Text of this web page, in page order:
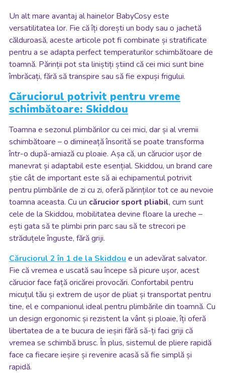
Un alt mare avantaj al hainelor BabyCosy este
versatilitatea lor. Fie că îți dorești un body sau o jachetă
călduroasă, aceste articole pot fi combinate și stratificate
pentru a se adapta perfect temperaturilor schimbătoare de
toamnă. Părinții pot sta liniștiți știind că cei mici sunt bine
îmbrăcați, fără să transpire sau să fie expuși frigului.
Căruciorul potrivit pentru vreme
schimbătoare: Skiddou
Toamna e sezonul plimbărilor cu cei mici, dar și al vremii
schimbătoare – o dimineață însorită se poate transforma
într-o după-amiază cu ploaie. Așa că, un cărucior ușor de
manevrat și adaptabil este esențial. Skiddou, un brand care
știe cât de important este să ai echipamentul potrivit
pentru plimbările de zi cu zi, oferă părinților tot ce au nevoie
toamna aceasta. Cu un cărucior sport pliabil, cum sunt
cele de la Skiddou, mobilitatea devine floare la ureche –
ești gata să te plimbi prin parc sau să te strecori pe
străduțele înguste, fără griji.
Căruciorul 2 în 1 de la Skiddou e un adevărat salvator.
Fie că vremea e uscată sau începe să picure ușor, acest
cărucior face față oricărei provocări. Confortabil pentru
micuțul tău și extrem de ușor de pliat și transportat pentru
tine, el e companionul ideal pentru plimbările din toamnă. Cu
un design ergonomic și rezistent la vânt și ploaie, îți oferă
libertatea de a te bucura de ieșiri fără să-ți faci griji că
vremea se schimbă brusc. În plus, sistemul de pliere rapidă
face ca fiecare ieșire și revenire acasă să fie simplă și
rapidă.